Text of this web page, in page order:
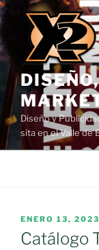
Saltar
al
contenido
Diseño y
sita en el Valle de
PUBLICADO
EL
ENERO 13, 2023
Catálogo